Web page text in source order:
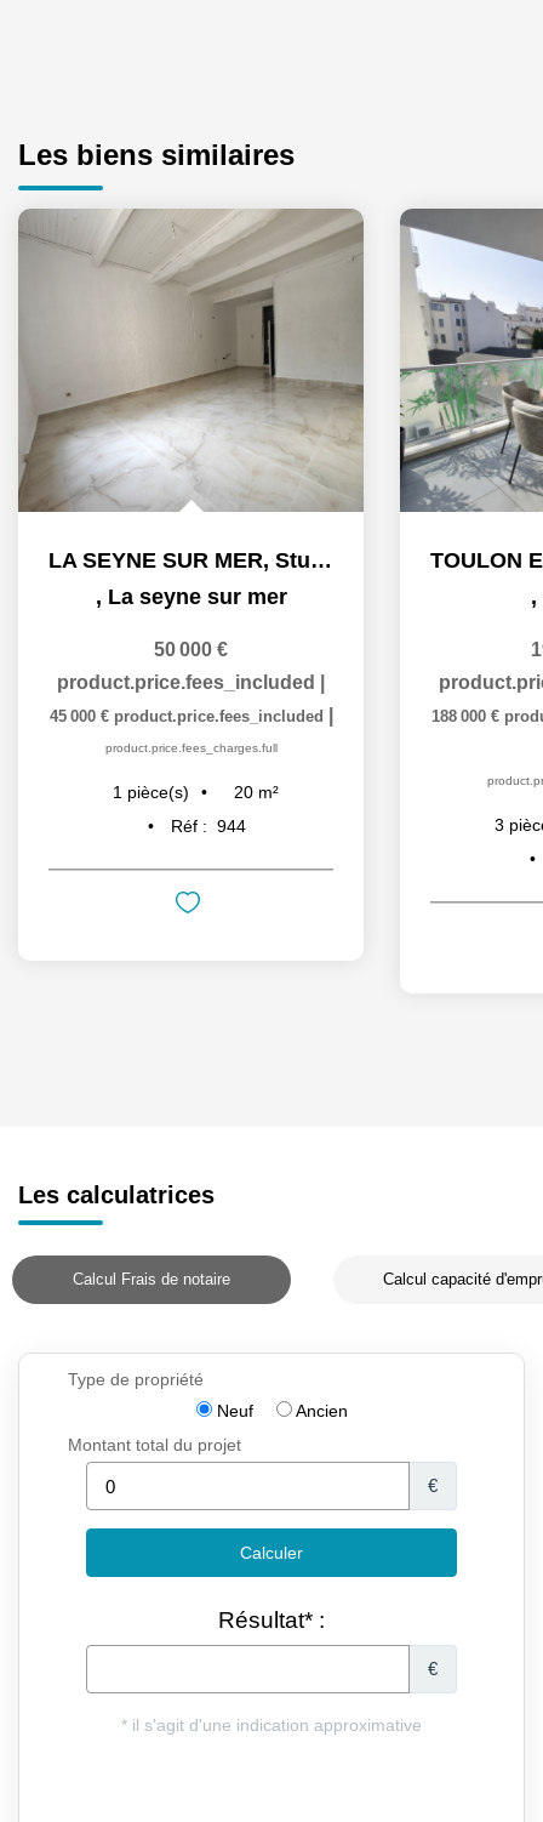
Les biens similaires
LA SEYNE SUR MER, Studio 20m2 centre ville proche de toutes...
, La seyne sur mer
50 000 €
product.price.fees_included
45 000 € product.price.fees_included
product.price.fees_charges.full
1 pièce(s) 20 m²
Réf : 944
,
188 000 €
3
Les calculatrices
Calcul Frais de notaire Calcul capacité